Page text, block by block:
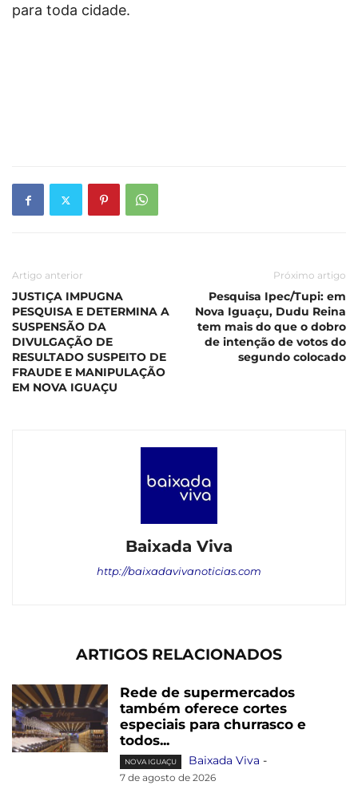
para toda cidade.
Artigo anterior
JUSTIÇA IMPUGNA
PESQUISA E DETERMINA A
SUSPENSÃO DA
DIVULGAÇÃO DE
RESULTADO SUSPEITO DE
FRAUDE E MANIPULAÇÃO
EM NOVA IGUAÇU
Próximo artigo
Pesquisa Ipec/Tupi: em
Nova Iguaçu, Dudu Reina
tem mais do que o dobro
de intenção de votos do
segundo colocado
Baixada Viva
http://baixadavivanoticias.com
ARTIGOS RELACIONADOS
Rede de supermercados
também oferece cortes
especiais para churrasco e
todos...
NOVA IGUAÇU Baixada Viva -
7 de agosto de 2026